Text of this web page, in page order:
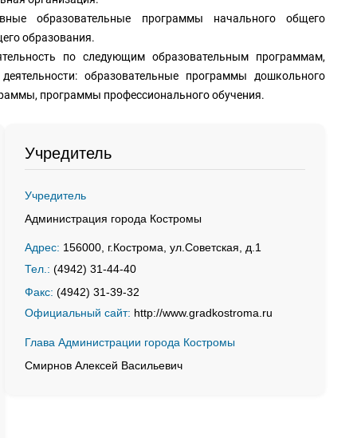
образовательные программы начального общего
образования.
по следующим образовательным программам,
образовательные программы дошкольного
программы профессионального обучения.
Учредитель
Учредитель
Администрация города Костромы
Адрес: 156000, г.Кострома, ул.Советская, д.1
Тел.: (4942) 31-44-40
Факс: (4942) 31-39-32
Официальный сайт: http://www.gradkostroma.ru
Глава Администрации города Костромы
Смирнов Алексей Васильевич